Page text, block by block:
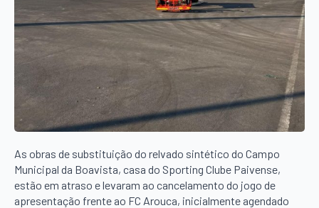
As obras de substituição do relvado sintético do Campo
Municipal da Boavista, casa do Sporting Clube Paivense,
estão em atraso e levaram ao cancelamento do jogo de
apresentação frente ao FC Arouca, inicialmente agendado